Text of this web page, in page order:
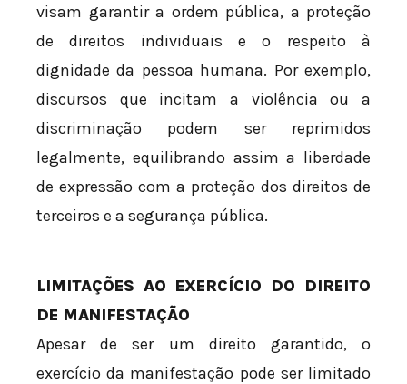
visam garantir a ordem pública, a proteção
de direitos individuais e o respeito à
dignidade da pessoa humana. Por exemplo,
discursos que incitam a violência ou a
discriminação podem ser reprimidos
legalmente, equilibrando assim a liberdade
de expressão com a proteção dos direitos de
terceiros e a segurança pública.
LIMITAÇÕES AO EXERCÍCIO DO DIREITO
DE MANIFESTAÇÃO
Apesar de ser um direito garantido, o
exercício da manifestação pode ser limitado